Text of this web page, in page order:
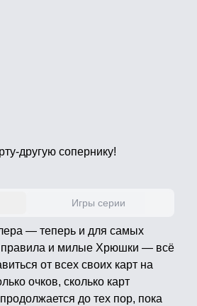
другую сопернику!
Игры серии
— теперь и для самых
правила и милые Хрюшки — всё
от всех своих карт на
очков, сколько карт
до тех пор, пока